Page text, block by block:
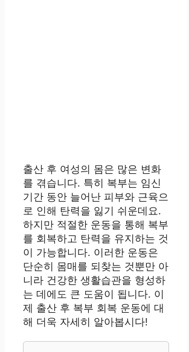
출산 후 여성의 몸은 많은 변화
를 겪습니다. 특히 복부는 임신
기간 동안 늘어난 피부와 근육으
로 인해 탄력을 잃기 쉬운데요.
하지만 적절한 운동을 통해 복부
를 회복하고 탄력을 유지하는 것
이 가능합니다. 이러한 운동은
단순히 몸매를 되찾는 것뿐만 아
니라 건강한 생활습관을 형성하
는 데에도 큰 도움이 됩니다. 이
제 출산 후 복부 회복 운동에 대
해 더욱 자세히 알아봅시다!